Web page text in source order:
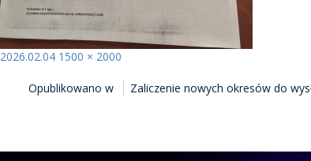
Opublikowano
2026.02.04 Pełny
1500 × 2000
WPISUOpublikowano w Zaliczenie nowych okresów do